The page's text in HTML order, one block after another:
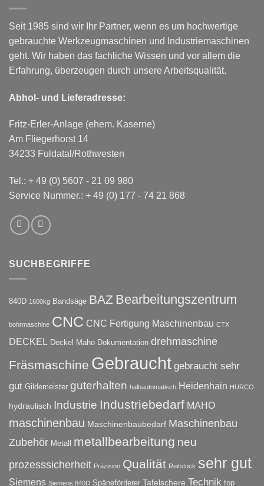
Seit 1985 sind wir Ihr Partner, wenn es um hochwertige
gebrauchte Werkzeugmaschinen und Industriemaschinen
geht. Wir haben das fachliche Wissen und vor allem die
Erfahrung, überzeugen durch unsere Arbeitsqualität.
Abhol- und Lieferadresse:
Fritz-Erler-Anlage (ehem. Kaserne)
Am Fliegerhorst 14
34233 Fuldatal/Rothwesten
Tel.: + 49 (0) 5607 - 21 09 980
Service Nummer.: + 49 (0) 177 - 74 21 868
SUCHBEGRIFFE
840D 1600kg Bandsäge BAZ Bearbeitungszentrum
bohrmaschine CNC CNC Fertigung Maschinenbau CTX
DECKEL Deckel Maho Dokumentation drehmaschine
Fräsmaschine Gebraucht gebraucht sehr
gut Gildemeister guterhalten halbautomatisch Heidenhain HURCO
hydraulisch Industrie Industriebedarf MAHO
maschinenbau Maschinenbaubedarf Maschinenbau
Zubehör Metall metallbearbeitung neu
prozesssicherheit Präzision Qualität Reitstock sehr gut
Siemens Siemens 840D Späneförderer Tafelschere Technik top